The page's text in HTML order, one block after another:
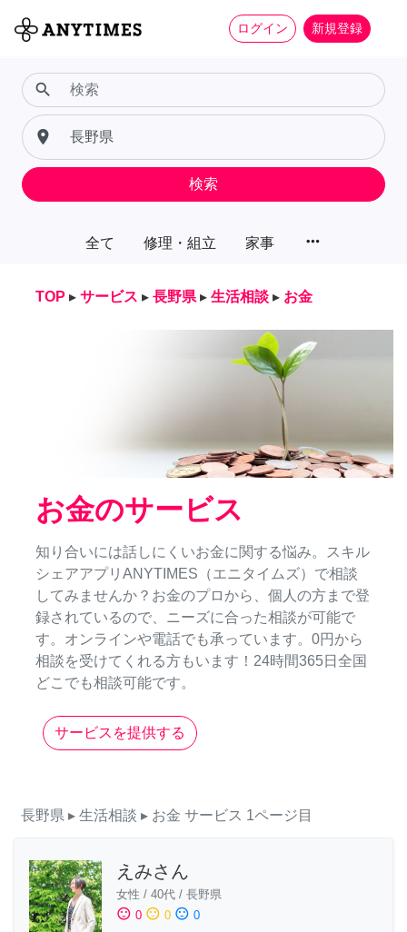
ログイン 新規登録
全て 修理・組立 家事 more_horiz
search
place
検索
TOP ▸ サービス ▸ 長野県 ▸ 生活相談 ▸ お金
お金のサービス
知り合いには話しにくいお金に関する悩み。スキル
シェアアプリANYTIMES（エニタイムズ）で相談
してみませんか？お金のプロから、個人の方まで登
録されているので、ニーズに合った相談が可能で
す。オンラインや電話でも承っています。0円から
相談を受けてくれる方もいます！24時間365日全国
どこでも相談可能です。
サービスを提供する
長野県 ▸ 生活相談 ▸ お金 サービス 1ページ目
えみさん
女性 / 40代 / 長野県
sentiment_satisfied 0 sentiment_neutral 0 sentiment_dissatisfied 0